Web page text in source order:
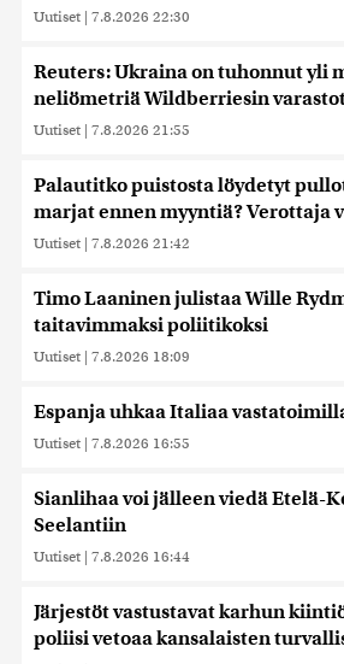
Uutiset | 7.8.2026 22:30
Reuters: Ukraina on tuhonnut yli
neliömetriä Wildberriesin
Uutiset | 7.8.2026 21:55
Palautitko puistosta löydetyt
marjat ennen myyntiä? Verottaja
Uutiset | 7.8.2026 21:42
Timo Laaninen julistaa Wille
taitavimmaksi poliitikoksi
Uutiset | 7.8.2026 18:09
Espanja uhkaa Italiaa
Uutiset | 7.8.2026 16:55
Sianlihaa voi jälleen viedä Etelä-
Seelantiin
Uutiset | 7.8.2026 16:44
Järjestöt vastustavat karhun
poliisi vetoaa kansalaisten